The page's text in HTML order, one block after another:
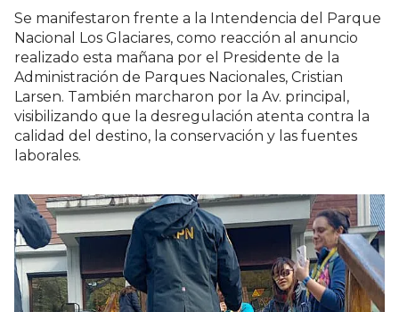
Se manifestaron frente a la Intendencia del Parque
Nacional Los Glaciares, como reacción al anuncio
realizado esta mañana por el Presidente de la
Administración de Parques Nacionales, Cristian
Larsen. También marcharon por la Av. principal,
visibilizando que la desregulación atenta contra la
calidad del destino, la conservación y las fuentes
laborales.